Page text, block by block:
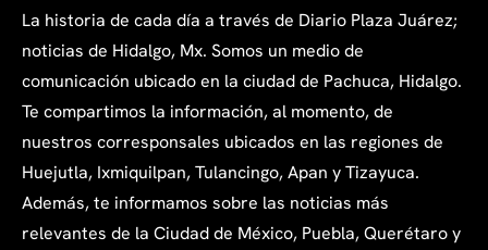
La historia de cada día a través de Diario Plaza Juárez;
noticias de Hidalgo, Mx. Somos un medio de
comunicación ubicado en la ciudad de Pachuca, Hidalgo.
Te compartimos la información, al momento, de
nuestros corresponsales ubicados en las regiones de
Huejutla, Ixmiquilpan, Tulancingo, Apan y Tizayuca.
Además, te informamos sobre las noticias más
relevantes de la Ciudad de México, Puebla, Querétaro y